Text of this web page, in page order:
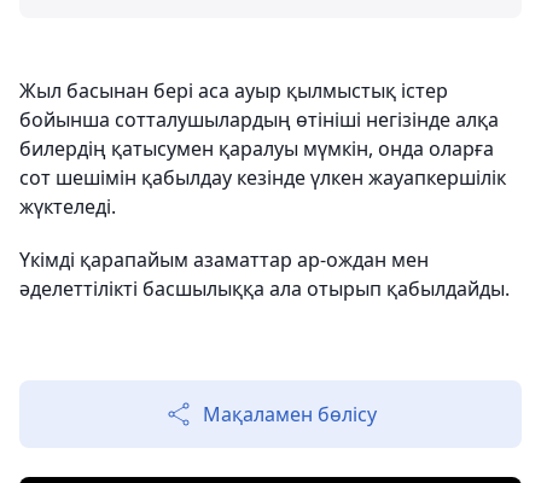
Жыл басынан бері аса ауыр қылмыстық істер
бойынша сотталушылардың өтініші негізінде алқа
билердің қатысумен қаралуы мүмкін, онда оларға
сот шешімін қабылдау кезінде үлкен жауапкершілік
жүктеледі.
Үкімді қарапайым азаматтар ар-ождан мен
әделеттілікті басшылыққа ала отырып қабылдайды.
Мақаламен бөлісу